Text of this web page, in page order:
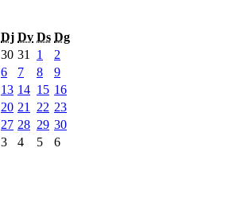
Dj Dv Ds Dg
30 31 1
2
6 7 8
9
13 14 15 16
20 21 22 23
27 28 29 30
3 4 5 6